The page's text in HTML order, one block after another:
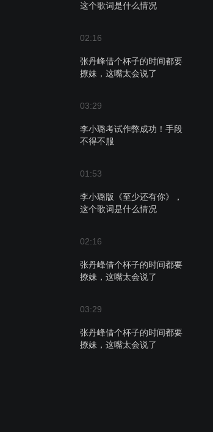
这个歌词是什么情况
02:16
张丹峰借个杯子的时间都要
撩妹，这嘴太会说了
03:29
李小璐考试作弊成功！手段
不得不服
01:53
李小璐版《至少还有你》，
这个歌词是什么情况
02:16
张丹峰借个杯子的时间都要
撩妹，这嘴太会说了
03:29
张丹峰借个杯子的时间都要
撩妹，这嘴太会说了